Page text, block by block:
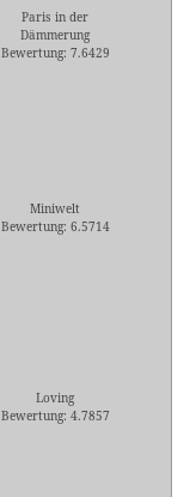
Paris in der
Dämmerung
Bewertung: 7.6429
Miniwelt
Bewertung: 6.5714
Loving
Bewertung: 4.7857